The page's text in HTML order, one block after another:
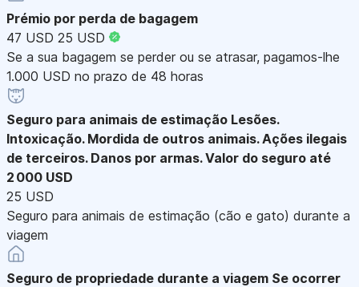
Prémio por perda de bagagem
47 USD 25 USD
Se a sua bagagem se perder ou se atrasar, pagamos-lhe
1.000 USD no prazo de 48 horas
Seguro para animais de estimação Lesões.
Intoxicação. Mordida de outros animais. Ações ilegais
de terceiros. Danos por armas. Valor do seguro até
2 000 USD
25 USD
Seguro para animais de estimação (cão e gato) durante a
viagem
Seguro de propriedade durante a viagem Se ocorrer